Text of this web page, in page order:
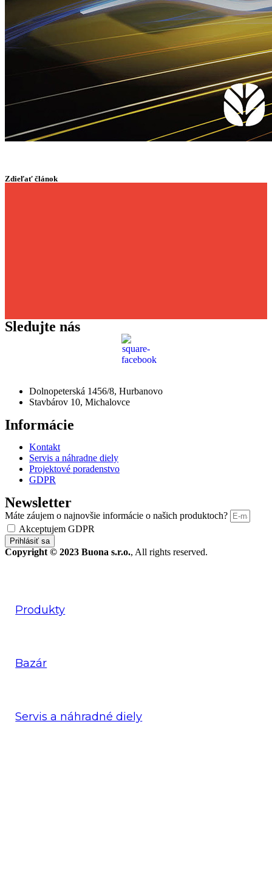
Zdieľať článok
Sledujte nás
Dolnopeterská 1456/8, Hurbanovo
Stavbárov 10, Michalovce
Informácie
Kontakt
Servis a náhradne diely
Projektové poradenstvo
GDPR
Newsletter
Máte záujem o najnovšie informácie o našich produktoch?
Akceptujem GDPR
Prihlásiť sa
Copyright © 2023 Buona s.r.o., All rights reserved.
Produkty
Bazár
Servis a náhradné diely